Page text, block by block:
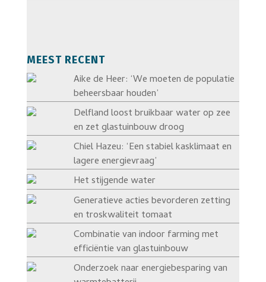
MEEST RECENT
Aike de Heer: ‘We moeten de populatie
beheersbaar houden’
Delfland loost bruikbaar water op zee
en zet glastuinbouw droog
Chiel Hazeu: ‘Een stabiel kasklimaat en
lagere energievraag’
Het stijgende water
Generatieve acties bevorderen zetting
en troskwaliteit tomaat
Combinatie van indoor farming met
efficiëntie van glastuinbouw
Onderzoek naar energiebesparing van